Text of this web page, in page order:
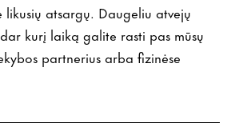
atsargų. Daugeliu atvejų
kurį laiką galite rasti pas mūsų
partnerius arba fizinėse